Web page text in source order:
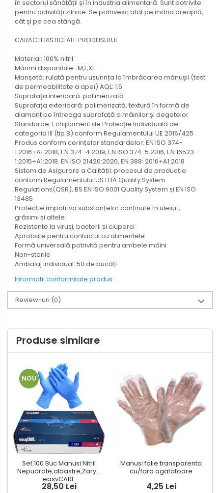
în sectorul sănătății și în industria alimentară. Sunt potrivite
pentru activități zilnice. Se potrivesc atât pe mâna dreaptă,
cât și pe cea stângă.
CARACTERISTICI ALE PRODUSULUI:
Material: 100% nitril
Mărimi disponibile : M,L,XL
Manșetă: rulată pentru ușurința la îmbrăcarea mănușii (test
de permeabilitate a apei) AQL: 1.5
Suprafața interioară: polimerizată
Suprafața exterioară: polimerizată, textură în formă de
diamant pe întreaga suprafață a mâinilor și degetelor
Standarde: Echipament de Protecție Individuală de
categoria III (tip B) conform Regulamentului UE 2016/425
Produs conform cerințelor standardelor: EN ISO 374-
1:2016+A1:2018, EN 374-4:2019, EN ISO 374-5:2016, EN 16523-
1:2015+A1:2018. EN ISO 21420:2020, EN 388: 2016+A1:2018
Sistem de Asigurare a Calității: procesul de producție
conform Regulamentului US FDA Quality System
Regulations(QSR), BS EN ISO 9001 Quality System și EN ISO
13485
Protecție împotriva substanțelor conținute în uleiuri,
grăsimi și altele.
Rezistente la viruși, bacterii și ciuperci
Aprobate pentru contactul cu alimentele
Formă universală potrivită pentru ambele mâini
Non-sterile
Ambalaj individual: 50 de bucăți
Informatii conformitate produs
Review-uri (0)
Produse similare
NOU
Set 100 Buc Manusi Nitril
Nepudrate,albastre,Zarys,
easyCARE
28,50 Lei
Manusi folie transparenta
cu/fara agatatoare
4,25 Lei